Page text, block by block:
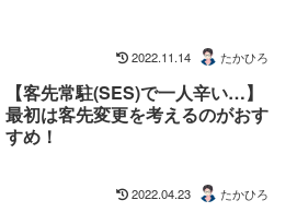
2022.11.14 たかひろ
【客先常駐(SES)で一人辛い…】
最初は客先変更を考えるのがおす
すめ！
2022.04.23 たかひろ